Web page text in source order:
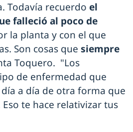
Todavía recuerdo el
falleció al poco de
la planta y con el que
Son cosas que siempre
Toquero. "Los
de enfermedad que
a día de otra forma que
te hace relativizar tus